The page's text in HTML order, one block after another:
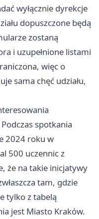
wyłącznie dyrekcje
dopuszczone będą
zostaną
i uzupełnione listami
więc o
sama chęć udziału,
spotkania
2024 roku w
500 uczennic z
że na takie inicjatywy
tam, gdzie
tylko z tabelą
jest Miasto Kraków.